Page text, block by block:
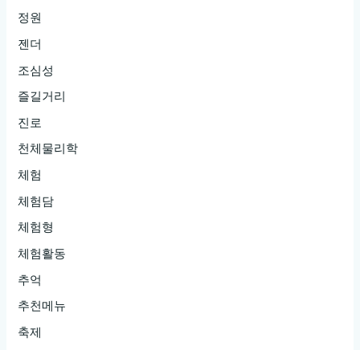
정원
젠더
조심성
즐길거리
진로
천체물리학
체험
체험담
체험형
체험활동
추억
추천메뉴
축제